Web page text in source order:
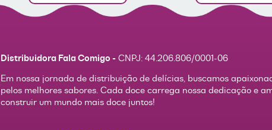
Distribuidora Fala Comigo - CNPJ: 44.206.806/0001-06
Em nossa jornada de distribuição de delícias, buscamos
pelos melhores sabores. Cada doce carrega nossa dedicação e
construir um mundo mais doce juntos!